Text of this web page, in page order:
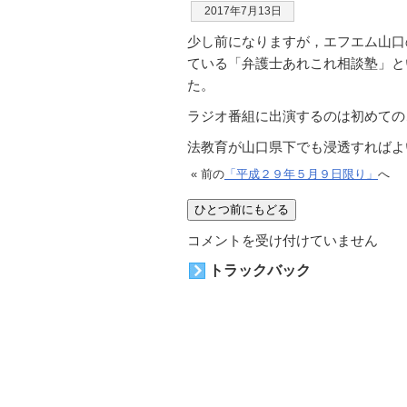
2017年7月13日
少し前になりますが，エフエム山
ている「弁護士あれこれ相談塾」
た。
ラジオ番組に出演するのは初めて
法教育が山口県下でも浸透すれば
« 前の 「平成２９年５月９日限り」 へ
ラ
ジ
オ
コメントを受け付けていません
トラックバック